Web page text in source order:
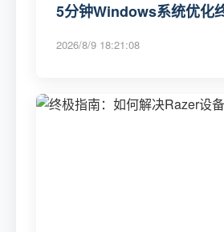
5分钟Windows系统优化
2026/8/9 18:21:08